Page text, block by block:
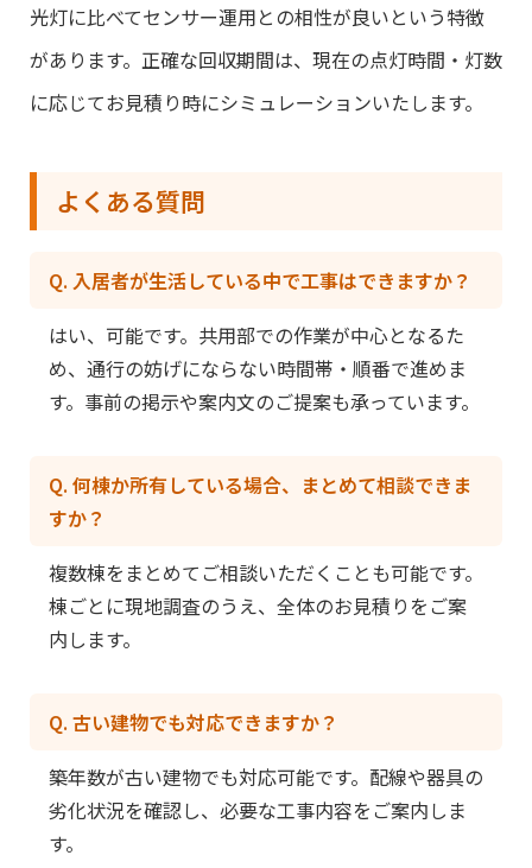
光灯に比べてセンサー運用との相性が良いという特徴
があります。正確な回収期間は、現在の点灯時間・灯数
に応じてお見積り時にシミュレーションいたします。
よくある質問
Q. 入居者が生活している中で工事はできますか？
はい、可能です。共用部での作業が中心となるた
め、通行の妨げにならない時間帯・順番で進めま
す。事前の掲示や案内文のご提案も承っています。
Q. 何棟か所有している場合、まとめて相談できま
すか？
複数棟をまとめてご相談いただくことも可能です。
棟ごとに現地調査のうえ、全体のお見積りをご案
内します。
Q. 古い建物でも対応できますか？
築年数が古い建物でも対応可能です。配線や器具の
劣化状況を確認し、必要な工事内容をご案内しま
す。